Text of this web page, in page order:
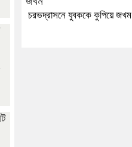
চরভদ্রাসনে যুবককে কুপিয়ে জখম